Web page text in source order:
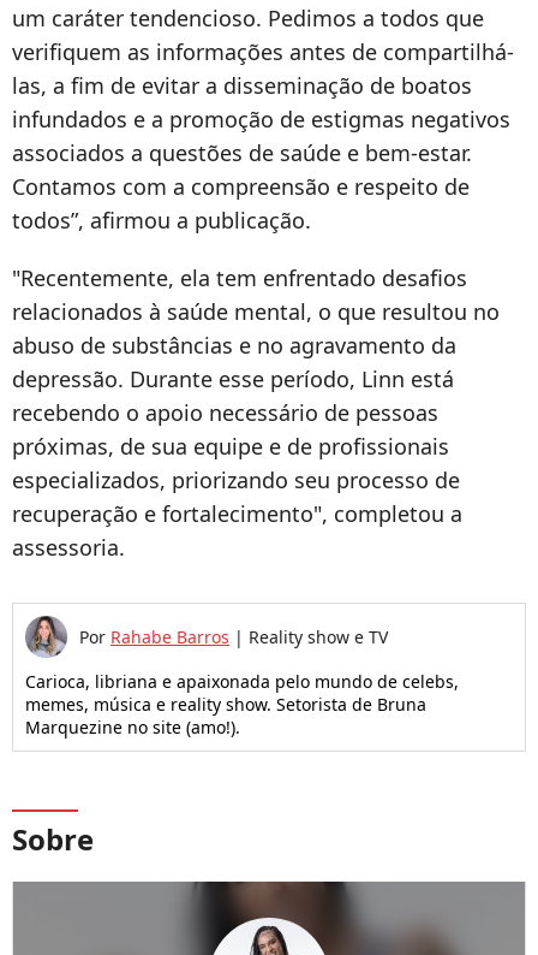
um caráter tendencioso. Pedimos a todos que
verifiquem as informações antes de compartilhá-
las, a fim de evitar a disseminação de boatos
infundados e a promoção de estigmas negativos
associados a questões de saúde e bem-estar.
Contamos com a compreensão e respeito de
todos”, afirmou a publicação.
"Recentemente, ela tem enfrentado desafios
relacionados à saúde mental, o que resultou no
abuso de substâncias e no agravamento da
depressão. Durante esse período, Linn está
recebendo o apoio necessário de pessoas
próximas, de sua equipe e de profissionais
especializados, priorizando seu processo de
recuperação e fortalecimento", completou a
assessoria.
Por Rahabe Barros | Reality show e TV
Carioca, libriana e apaixonada pelo mundo de celebs,
memes, música e reality show. Setorista de Bruna
Marquezine no site (amo!).
Sobre